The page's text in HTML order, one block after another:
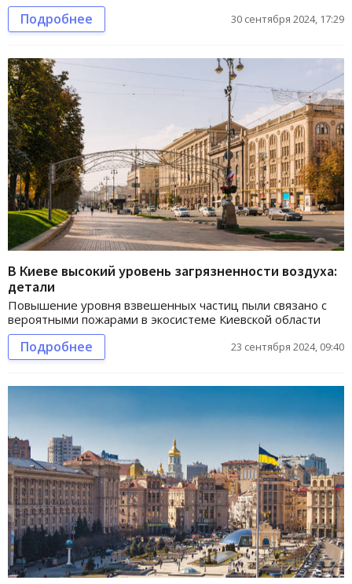
Подробнее 30 сентября 2024, 17:29
В Киеве высокий уровень загрязненности воздуха:
детали
Повышение уровня взвешенных частиц пыли связано с
вероятными пожарами в экосистеме Киевской области
Подробнее 23 сентября 2024, 09:40